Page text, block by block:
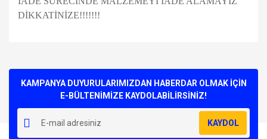
DİKKATİNİZE!!!!!!!
Yorum Yaz
kullanarak tarafımıza iletebilirsiniz.
Görüş ve önerileriniz için teşekkür ederiz.
Ürün resmi kalitesiz, bozuk veya görüntülenemiyor.
Ürün açıklamasında eksik bilgiler bulunuyor.
KAMPANYA DUYURULARIMIZDAN HABERDAR OLMAK İÇİN
E-BÜLTENİMİZE KAYDOLABİLİRSİNİZ!
KAYDOL